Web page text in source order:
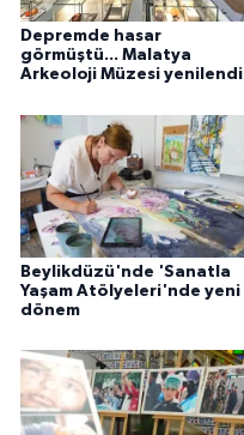
Depremde hasar
görmüştü... Malatya
Arkeoloji Müzesi yenilendi
Beylikdüzü'nde 'Sanatla
Yaşam Atölyeleri'nde yeni
dönem